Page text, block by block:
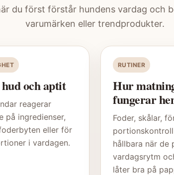
du först förstår hundens vardag och
varumärken eller trendprodukter.
och aptit
reagerar
på ingredienser,
eller för
i vardagen.
RUTINER
Hur
fungerar
Foder, skålar,
hållbara när de
vardagsrytm
låter bra på